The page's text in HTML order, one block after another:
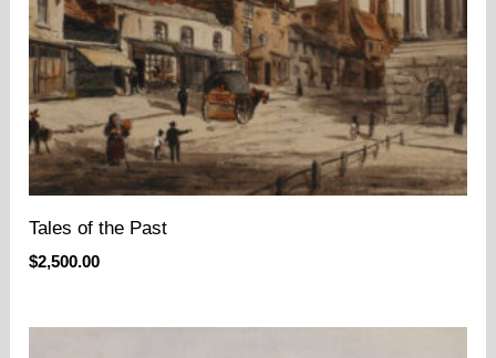
Tales of the Past
$2,500.00